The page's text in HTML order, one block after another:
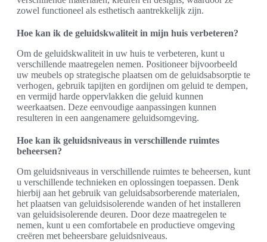
zowel functioneel als esthetisch aantrekkelijk zijn.
Hoe kan ik de geluidskwaliteit in mijn huis verbeteren?
Om de geluidskwaliteit in uw huis te verbeteren, kunt u
verschillende maatregelen nemen. Positioneer bijvoorbeeld
uw meubels op strategische plaatsen om de geluidsabsorptie te
verhogen, gebruik tapijten en gordijnen om geluid te dempen,
en vermijd harde oppervlakken die geluid kunnen
weerkaatsen. Deze eenvoudige aanpassingen kunnen
resulteren in een aangenamere geluidsomgeving.
Hoe kan ik geluidsniveaus in verschillende ruimtes
beheersen?
Om geluidsniveaus in verschillende ruimtes te beheersen, kunt
u verschillende technieken en oplossingen toepassen. Denk
hierbij aan het gebruik van geluidsabsorberende materialen,
het plaatsen van geluidsisolerende wanden of het installeren
van geluidsisolerende deuren. Door deze maatregelen te
nemen, kunt u een comfortabele en productieve omgeving
creëren met beheersbare geluidsniveaus.